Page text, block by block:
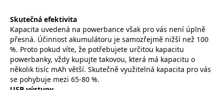
Skutečná efektivita
Kapacita uvedená na powerbance však pro vás není úplně
přesná. Účinnost akumulátoru je samozřejmě nižší než 100
%. Proto pokud víte, že potřebujete určitou kapacitu
powerbanky, vždy kupujte takovou, která má kapacitu o
několik tisíc mAh větší. Skutečně využitelná kapacita pro vás
se pohybuje mezi 65-80 %.